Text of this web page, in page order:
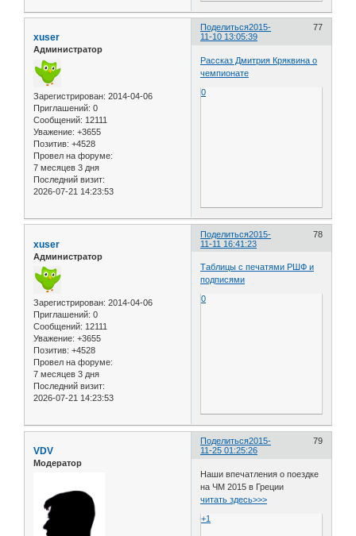
Поделиться 77
2015-
11-10 13:05:39
xuser
Администратор
Зарегистрирован: 2014-04-06
Приглашений: 0
Сообщений: 12111
Уважение: +3655
Позитив: +4528
Провел на форуме:
7 месяцев 3 дня
Последний визит:
2026-07-21 14:23:53
Рассказ Дмитрия Кряквина о
чемпионате
0
Поделиться 78
2015-
11-11 16:41:23
xuser
Администратор
Зарегистрирован: 2014-04-06
Приглашений: 0
Сообщений: 12111
Уважение: +3655
Позитив: +4528
Провел на форуме:
7 месяцев 3 дня
Последний визит:
2026-07-21 14:23:53
Таблицы с печатями РШФ и
подписями
0
Поделиться 79
2015-
11-25 01:25:26
VDV
Модератор
Наши впечатления о поездке
на ЧМ 2015 в Греции
читать здесь>>>
+1